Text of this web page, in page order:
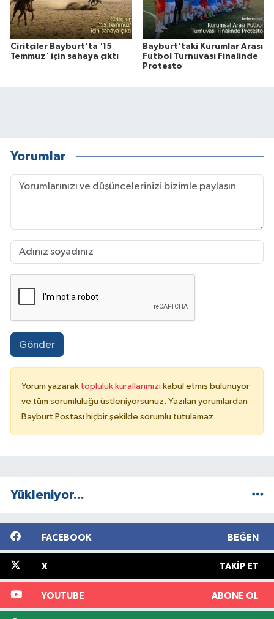
Ciritçiler Bayburt'ta '15
Temmuz' için sahaya çıktı
Bayburt'taki Kurumlar Arası
Futbol Turnuvası Finalinde
Protesto
Yorumlar
Gönder
Yorum yazarak topluluk kurallarımızı kabul etmiş bulunuyor
ve tüm sorumluluğu üstleniyorsunuz. Yazılan yorumlardan
Bayburt Postası hiçbir şekilde sorumlu tutulamaz.
Yükleniyor...
FACEBOOK BEĞEN
X TAKIP ET
YOUTUBE ABONE OL